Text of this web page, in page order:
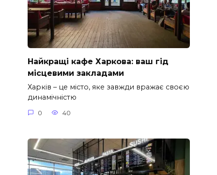
Найкращі кафе Харкова: ваш гід
місцевими закладами
Харків – це місто, яке завжди вражає своєю
динамічністю
0 40